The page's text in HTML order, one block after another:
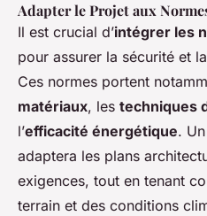
Adapter le Projet aux
Il est crucial d’intégrer les
pour assurer la sécurité et
Ces normes portent
matériaux, les techniques
l’efficacité énergétique.
adaptera les plans
exigences, tout en tenant
terrain et des conditions